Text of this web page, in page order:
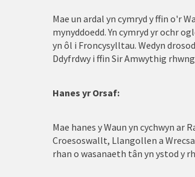
Llangollen
Llanberis
Llandudno
Llanelwy
Llanrwst
Mae un ardal yn cymryd y ffin o'r
mynyddoedd. Yn cymryd yr ochr
yn ôl i Froncysylltau. Wedyn
Ddyfrdwy i ffin Sir Amwythig
Hanes yr Orsaf:
Mae hanes y Waun yn cychwyn ar
Croesoswallt, Llangollen a
rhan o wasanaeth tân yn ystod y